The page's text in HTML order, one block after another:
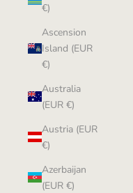
€)
Ascension
Island (EUR
€)
Australia
(EUR €)
Austria (EUR
€)
Azerbaijan
(EUR €)